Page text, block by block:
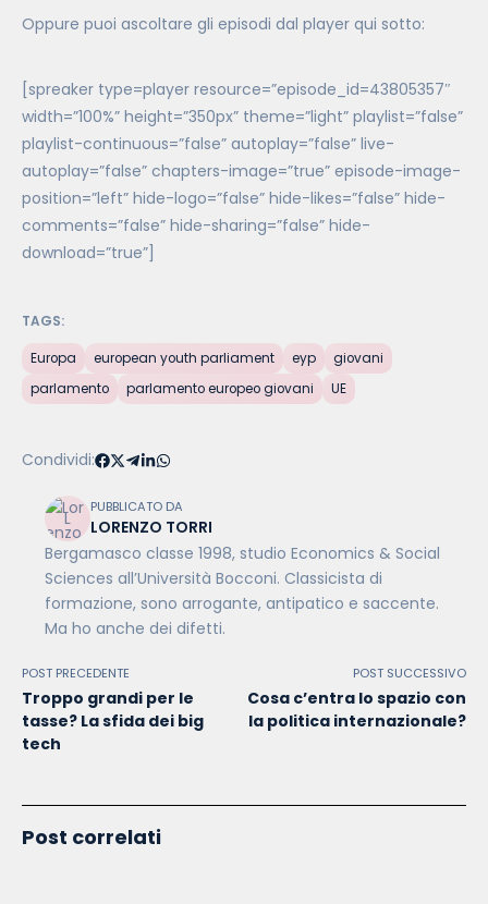
Oppure puoi ascoltare gli episodi dal player qui sotto:
[spreaker type=player resource=”episode_id=43805357″
width=”100%” height=”350px” theme=”light” playlist=”false”
playlist-continuous=”false” autoplay=”false” live-
autoplay=”false” chapters-image=”true” episode-image-
position=”left” hide-logo=”false” hide-likes=”false” hide-
comments=”false” hide-sharing=”false” hide-
download=”true”]
TAGS:
Europa european youth parliament eyp
giovani
parlamento
parlamento europeo giovani UE
Condividi:
PUBBLICATO DA
LORENZO TORRI
Bergamasco classe 1998, studio Economics & Social
Sciences all’Università Bocconi. Classicista di
formazione, sono arrogante, antipatico e saccente.
Ma ho anche dei difetti.
POST PRECEDENTE
Troppo grandi per le
tasse? La sfida dei big
tech
POST SUCCESSIVO
Cosa c’entra lo spazio con
la politica internazionale?
Post correlati